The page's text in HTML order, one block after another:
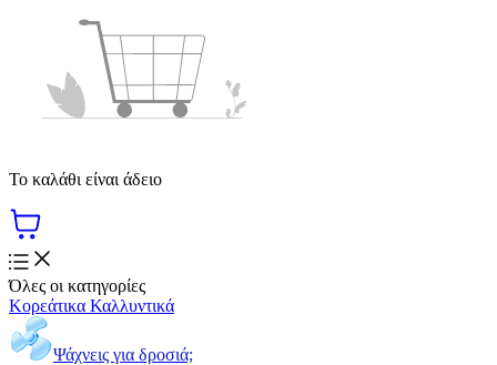
Το καλάθι είναι άδειο
Όλες οι κατηγορίες
Κορεάτικα Καλλυντικά
Ψάχνεις για δροσιά;